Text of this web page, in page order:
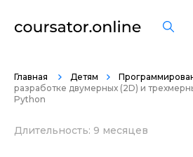
Главная Детям
разработке двумерных (2D) и
Python
Длительность: 9 месяцев